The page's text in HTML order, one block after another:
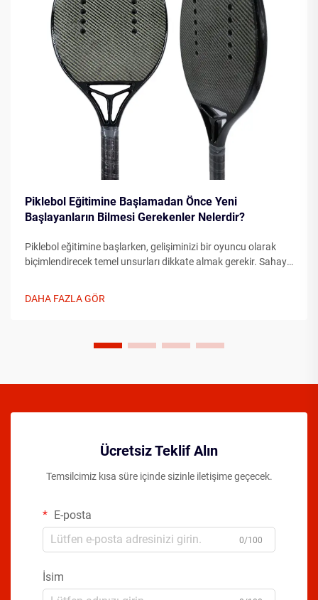
Piklebol Eğitimine Başlamadan Önce Yeni
Başlayanların Bilmesi Gerekenler Nelerdir?
Piklebol eğitimine başlarken, gelişiminizi bir oyuncu olarak
biçimlendirecek temel unsurları dikkate almak gerekir. Sahaya
ölçüde hızlandırabilir...
DAHA FAZLA GÖR
Ücretsiz Teklif Alın
Temsilcimiz kısa süre içinde sizinle iletişime geçecek.
E-posta
0/100
İsim